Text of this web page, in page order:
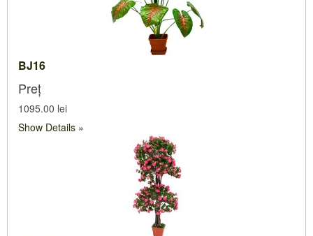
BJ16
Preț
1095.00 lei
Show Details